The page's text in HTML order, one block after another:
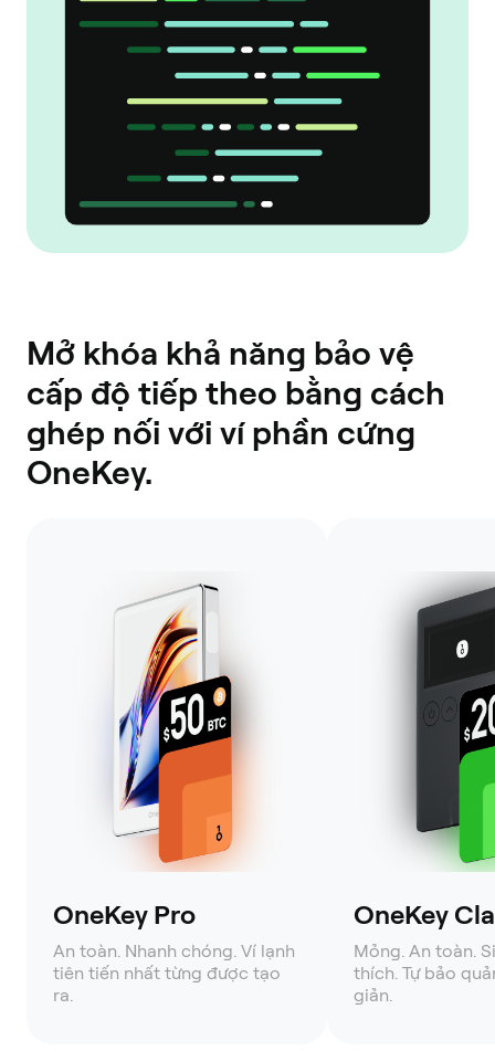
Mở khóa khả năng bảo vệ
cấp độ tiếp theo bằng cách
ghép nối với ví phần cứng
OneKey.
OneKey Pro
An toàn. Nhanh chóng. Ví lạnh
tiên tiến nhất từng được tạo
ra.
OneKey
Mỏng. An toàn.
thích. Tự bảo
giản.